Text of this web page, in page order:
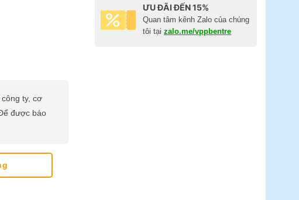
ty, cơ
được báo
/ 100 Tờ) số lượng
ƯU ĐÃI ĐẾN 15%
Quan tâm kênh Zalo của chúng
tôi tạizalo.me/vppbentre